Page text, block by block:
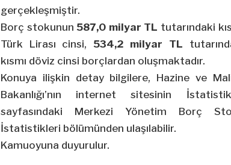
gerçekleşmiştir.
Borç stokunun 587,0 milyar TL tutarındaki
Türk Lirası cinsi, 534,2 milyar TL
kısmı döviz cinsi borçlardan oluşmaktadır.
Konuya ilişkin detay bilgilere, Hazine ve
Bakanlığı’nın internet sitesinin
sayfasındaki Merkezi Yönetim Borç
İstatistikleri bölümünden ulaşılabilir.
Kamuoyuna duyurulur.